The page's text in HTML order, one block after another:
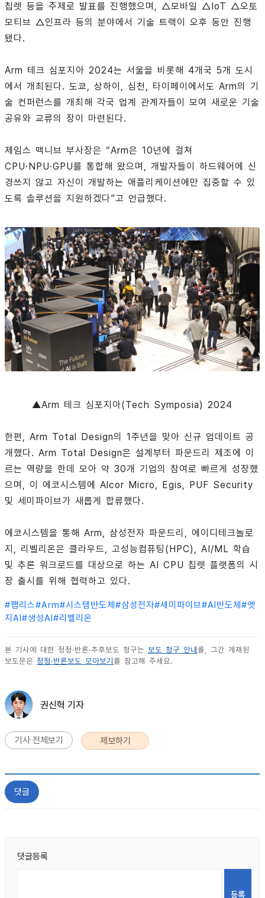
칩렛 등을 주제로 발표를 진행했으며, △모바일 △IoT △오토
모티브 △인프라 등의 분야에서 기술 트랙이 오후 동안 진행
됐다.
Arm 테크 심포지아 2024는 서울을 비롯해 4개국 5개 도시
에서 개최된다. 도쿄, 상하이, 심천, 타이페이에서도 Arm의 기
술 컨퍼런스를 개최해 각국 업계 관계자들이 모여 새로운 기술
공유와 교류의 장이 마련된다.
제임스 맥니브 부사장은 “Arm은 10년에 걸쳐
CPU·NPU·GPU를 통합해 왔으며, 개발자들이 하드웨어에 신
경쓰지 않고 자신이 개발하는 애플리케이션에만 집중할 수 있
도록 솔루션을 지원하겠다”고 언급했다.
▲Arm 테크 심포지아(Tech Symposia) 2024
한편, Arm Total Design의 1주년을 맞아 신규 업데이트 공
개했다. Arm Total Design은 설계부터 파운드리 제조에 이
르는 역량을 한데 모아 약 30개 기업의 참여로 빠르게 성장했
으며, 이 에코시스템에 Alcor Micro, Egis, PUF Security
및 세미파이브가 새롭게 합류했다.
에코시스템을 통해 Arm, 삼성전자 파운드리, 에이디테크놀로
지, 리벨리온은 클라우드, 고성능컴퓨팅(HPC), AI/ML 학습
및 추론 워크로드를 대상으로 하는 AI CPU 칩렛 플랫폼의 시
장 출시를 위해 협력하고 있다.
#팹리스#Arm#시스템반도체 #삼성전자#세미파이브#AI반도체 #엣
지AI#생성AI#리벨리온
본 기사에 대한 정정·반론·추후보도 청구는 보도 청구 안내를, 그간 게재된
보도문은 정정·반론보도 모아보기를 참고해 주세요.
권신혁 기자
기사 전체보기 제보하기
댓글
댓글등록